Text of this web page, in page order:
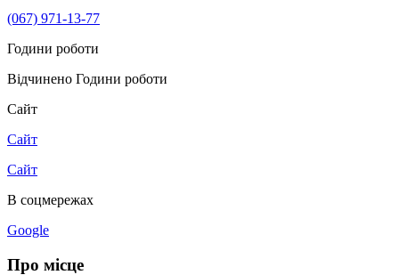
(067) 971-13-77
Години роботи
Відчинено Години роботи
Сайт
Сайт
Сайт
В соцмережах
Google
Про місце